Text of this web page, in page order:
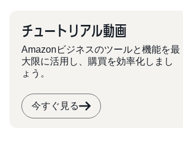
チュートリアル動画
Amazonビジネスのツールと機能を最
大限に活用し、購買を効率化しまし
ょう。
今すぐ見る